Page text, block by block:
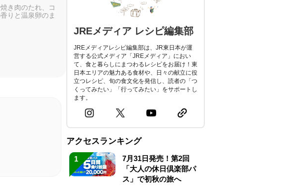
き肉のたれ、コ
りと温泉卵のま
JREメディア レシピ編集部
JREメディアレシピ編集部は、JR東日本が運
営する公式メディア「JREメディア」におい
て、食と暮らしにまつわるレシピをお届け！東
日本エリアの魅力ある食材や、日々の献立に役
立つレシピ、旬の食文化を発信し、読者の「つ
くってみたい」「行ってみたい」をサポートし
ます。
アクセスランキング
1
7月31日発売！第2回
「大人の休日倶楽部パ
ス」で初秋の旅へ